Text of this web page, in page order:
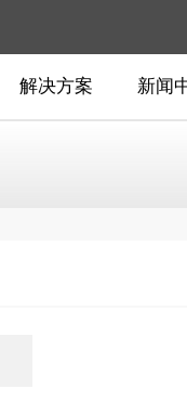
解决方案 新闻